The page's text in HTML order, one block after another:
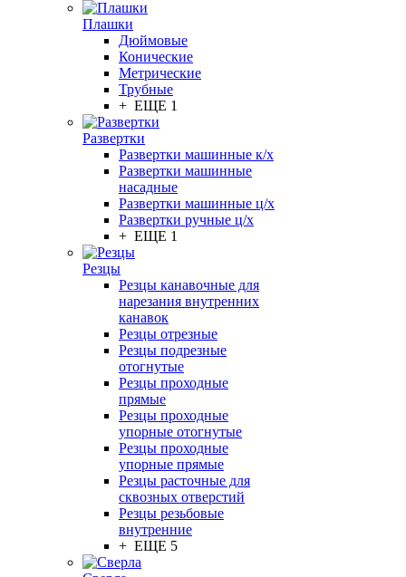
Плашки
Дюймовые
Конические
Метрические
Трубные
+ ЕЩЕ 1
Развертки
Развертки машинные к/х
Развертки машинные
насадные
Развертки машинные ц/х
Развертки ручные ц/х
+ ЕЩЕ 1
Резцы
Резцы канавочные для
нарезания внутренних
канавок
Резцы отрезные
Резцы подрезные
отогнутые
Резцы проходные
прямые
Резцы проходные
упорные отогнутые
Резцы проходные
упорные прямые
Резцы расточные для
сквозных отверстий
Резцы резьбовые
внутренние
+ ЕЩЕ 5